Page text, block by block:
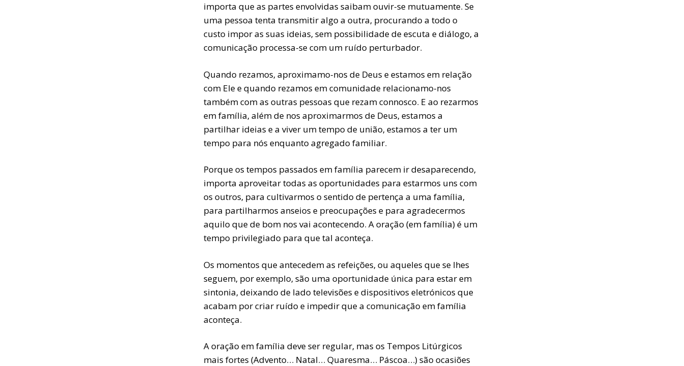
importa que as partes envolvidas saibam ouvir-se mutuamente. Se
uma pessoa tenta transmitir algo a outra, procurando a todo o
custo impor as suas ideias, sem possibilidade de escuta e diálogo, a
comunicação processa-se com um ruído perturbador.
Quando rezamos, aproximamo-nos de Deus e estamos em relação
com Ele e quando rezamos em comunidade relacionamo-nos
também com as outras pessoas que rezam connosco. E ao rezarmos
em família, além de nos aproximarmos de Deus, estamos a
partilhar ideias e a viver um tempo de união, estamos a ter um
tempo para nós enquanto agregado familiar.
Porque os tempos passados em família parecem ir desaparecendo,
importa aproveitar todas as oportunidades para estarmos uns com
os outros, para cultivarmos o sentido de pertença a uma família,
para partilharmos anseios e preocupações e para agradecermos
aquilo que de bom nos vai acontecendo. A oração (em família) é um
tempo privilegiado para que tal aconteça.
Os momentos que antecedem as refeições, ou aqueles que se lhes
seguem, por exemplo, são uma oportunidade única para estar em
sintonia, deixando de lado televisões e dispositivos eletrónicos que
acabam por criar ruído e impedir que a comunicação em família
aconteça.
A oração em família deve ser regular, mas os Tempos Litúrgicos
mais fortes (Advento… Natal… Quaresma… Páscoa…) são ocasiões